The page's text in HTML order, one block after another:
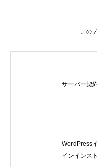
この
サーバー契
WordPress
インインス